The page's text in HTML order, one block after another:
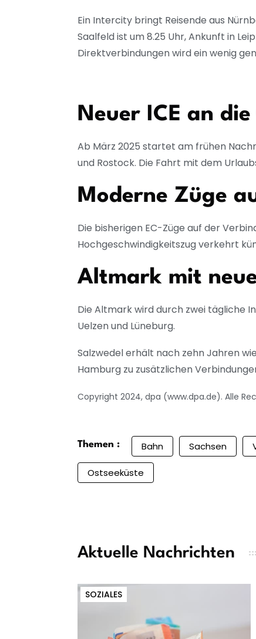
Ein Intercity bringt Reisende aus
Saalfeld ist um 8.25 Uhr, Ankunft in
Direktverbindungen wird ein wenig
Neuer ICE an
Ab März 2025 startet am frühen
und Rostock. Die Fahrt mit dem
Moderne Züge
Die bisherigen EC-Züge auf der
Hochgeschwindigkeitszug verkehrt
Altmark mit
Die Altmark wird durch zwei tägliche
Uelzen und Lüneburg.
Salzwedel erhält nach zehn Jahren
Hamburg zu zusätzlichen
Copyright 2024, dpa (www.dpa.de). Alle
Themen : Bahn Sachsen
Ostseeküste
Aktuelle Nachrichten
SOZIALES